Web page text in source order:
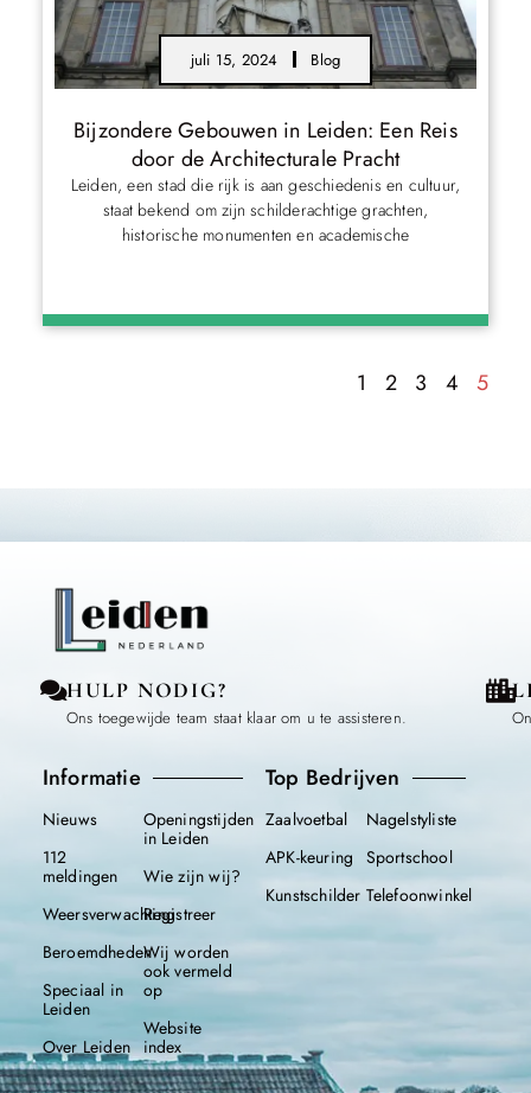
juli 15, 2024 Blog
Bijzondere Gebouwen in Leiden: Een Reis
door de Architecturale Pracht
Leiden, een stad die rijk is aan geschiedenis en cultuur,
staat bekend om zijn schilderachtige grachten,
historische monumenten en academische
1 2 3 4 5
HULP NODIG?
Ons toegewijde team staat klaar om u te assisteren.
Informatie
Nieuws
112
meldingen
Weersverwachting
Beroemdheden
Speciaal in
Leiden
Over Leiden
Openingstijden
in Leiden
Wie zijn wij?
Registreer
Wij worden
ook vermeld
op
Website
index
Top Bedrijven
Zaalvoetbal
APK-keuring
Kunstschilder
Nagelstyliste
Sportschool
Telefoonwinkel